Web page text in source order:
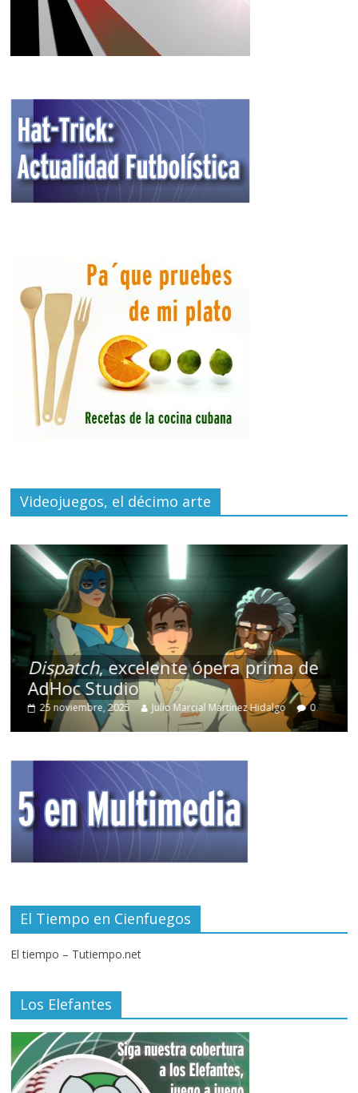
Videojuegos, el décimo arte
Dispatch, excelente ópera prima de
AdHoc Studio
25 noviembre, 2025 Julio Marcial Martínez Hidalgo 0
El Tiempo en Cienfuegos
El tiempo – Tutiempo.net
Los Elefantes